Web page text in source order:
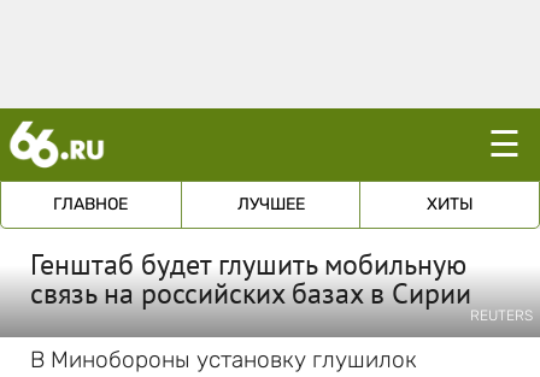
☰
ГЛАВНОЕ ЛУЧШЕЕ ХИТЫ
Генштаб будет глушить мобильную
связь на российских базах в Сирии
REUTERS
В Минобороны установку глушилок